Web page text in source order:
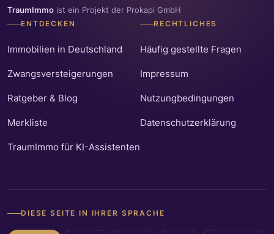
TraumImmo ist ein Projekt der Prokapi GmbH
ENTDECKEN
Immobilien in Deutschland
Zwangsversteigerungen
Ratgeber & Blog
Merkliste
TraumImmo für KI-Assistenten
RECHTLICHES
Häufig gestellte Fragen
Impressum
Nutzungbedingungen
Datenschutzerklärung
DIESE SEITE IN IHRER SPRACHE